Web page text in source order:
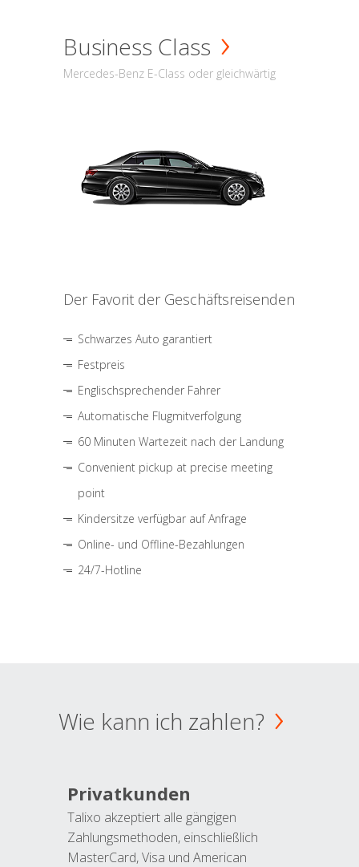
Business Class
Mercedes-Benz E-Class oder gleichwärtig
Der Favorit der Geschäftsreisenden
Schwarzes Auto garantiert
Festpreis
Englischsprechender Fahrer
Automatische Flugmitverfolgung
60 Minuten Wartezeit nach der Landung
Convenient pickup at precise meeting
point
Kindersitze verfügbar auf Anfrage
Online- und Offline-Bezahlungen
24/7-Hotline
Wie kann ich zahlen?
Privatkunden
Talixo akzeptiert alle gängigen
Zahlungsmethoden, einschließlich
MasterCard, Visa und American